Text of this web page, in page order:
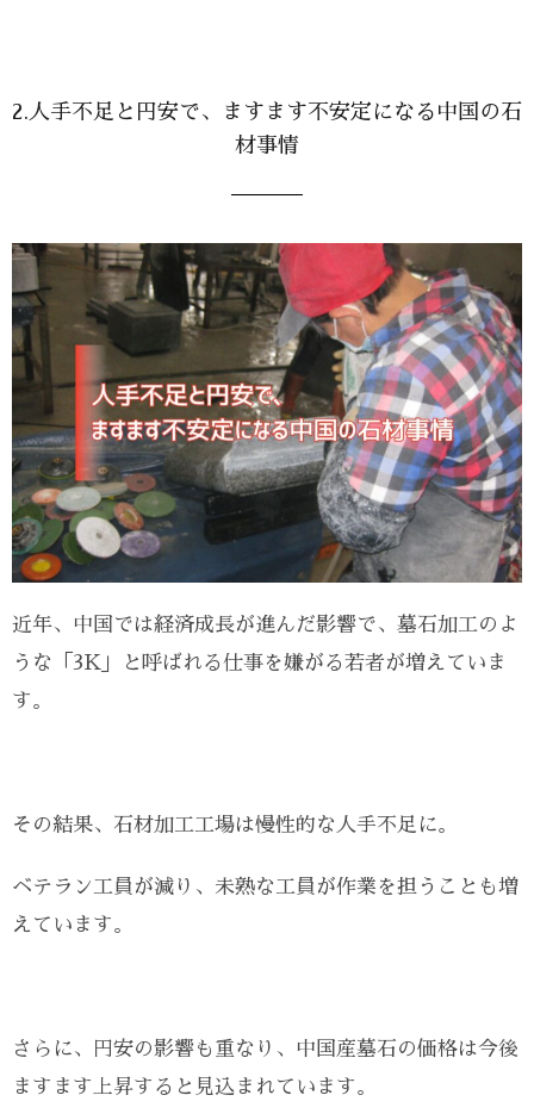
2.人手不足と円安で、ますます不安定になる中国の石
材事情
近年、中国では経済成長が進んだ影響で、墓石加工のよ
うな「3K」と呼ばれる仕事を嫌がる若者が増えていま
す。
その結果、石材加工工場は慢性的な人手不足に。
ベテラン工員が減り、未熟な工員が作業を担うことも増
えています。
さらに、円安の影響も重なり、中国産墓石の価格は今後
ますます上昇すると見込まれています。